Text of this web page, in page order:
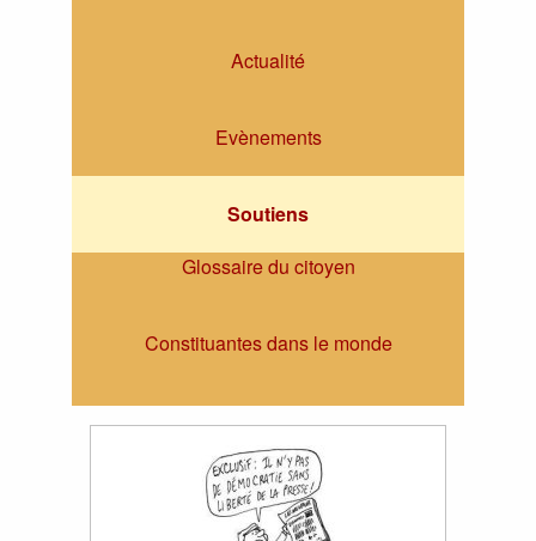
Actualité
Evènements
Soutiens
Glossaire du citoyen
Constituantes dans le monde